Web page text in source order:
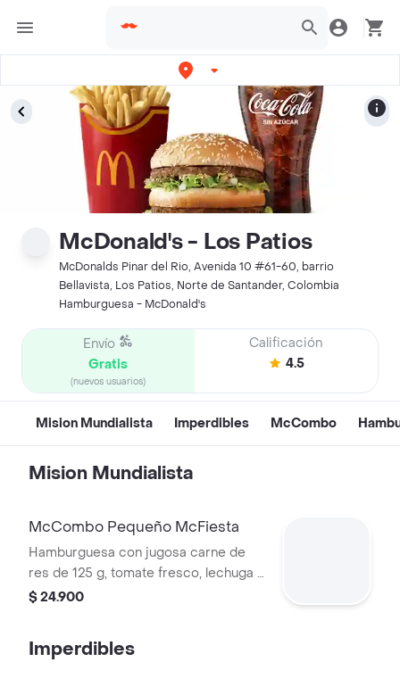
McDonald's - Los Patios
McDonalds Pinar del Rio, Avenida 10 #61-60, barrio
Bellavista, Los Patios, Norte de Santander, Colombia
Hamburguesa - McDonald's
Envío
Gratis
(nuevos usuarios)
Calificación
4.5
Mision Mundialista Imperdibles McCombo
Mision Mundialista
McCombo Pequeño McFiesta
Hamburguesa con jugosa carne de
res de 125 g, tomate fresco, lechuga y
salsa de tomate, en pan suave sin
elección.
$ 24.900
Imperdibles